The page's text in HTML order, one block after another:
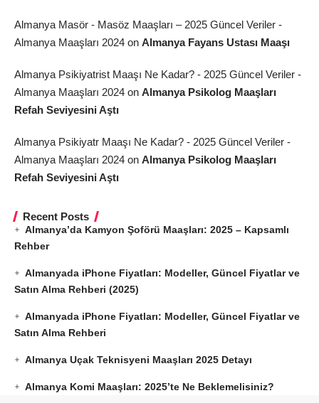
Almanya Masör - Masöz Maaşları – 2025 Güncel Veriler -
Almanya Maaşları 2024 on Almanya Fayans Ustası Maaşı
Almanya Psikiyatrist Maaşı Ne Kadar? - 2025 Güncel Veriler -
Almanya Maaşları 2024 on Almanya Psikolog Maaşları
Refah Seviyesini Aştı
Almanya Psikiyatr Maaşı Ne Kadar? - 2025 Güncel Veriler -
Almanya Maaşları 2024 on Almanya Psikolog Maaşları
Refah Seviyesini Aştı
Recent Posts
Almanya’da Kamyon Şoförü Maaşları: 2025 – Kapsamlı
Rehber
Almanyada iPhone Fiyatları: Modeller, Güncel Fiyatlar ve
Satın Alma Rehberi (2025)
Almanyada iPhone Fiyatları: Modeller, Güncel Fiyatlar ve
Satın Alma Rehberi
Almanya Uçak Teknisyeni Maaşları 2025 Detayı
Almanya Komi Maaşları: 2025’te Ne Beklemelisiniz?